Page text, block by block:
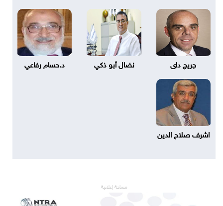
جريج داى نضال أبو ذكي د.حسام رفاعي
اشرف صلاح الدين
مساحة إعلانية